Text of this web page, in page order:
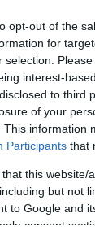
opt-out of the
for
selection.
interest-
to third
of your
This information
Participants that
that this
but not
to Google and
consent
fejenként